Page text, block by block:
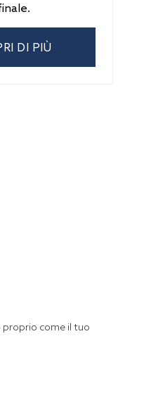
DI PIÙ
proprio come il tuo